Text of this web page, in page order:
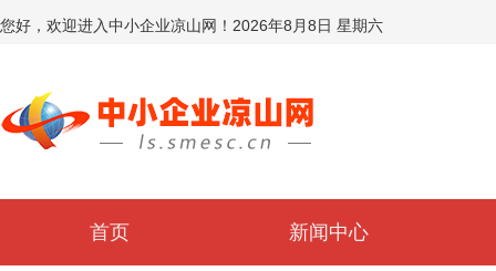
您好，欢迎进入中小企业凉山网！ 2026年8月8日 星期六
首页 新闻中心